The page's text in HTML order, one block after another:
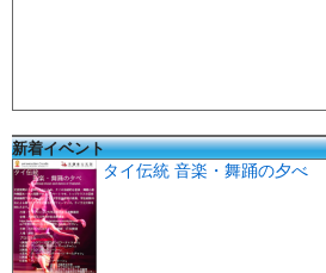
新着イベント
タイ伝統 音楽・舞踊の夕べ